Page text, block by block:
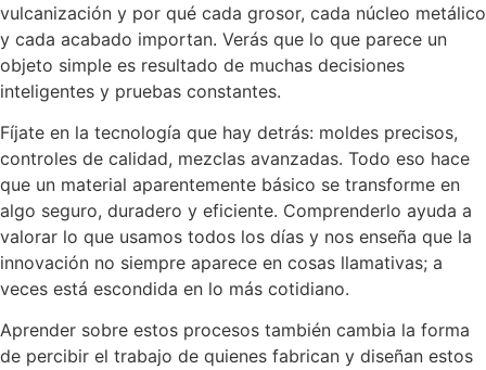
vulcanización y por qué cada grosor, cada núcleo metálico
y cada acabado importan. Verás que lo que parece un
objeto simple es resultado de muchas decisiones
inteligentes y pruebas constantes.
Fíjate en la tecnología que hay detrás: moldes precisos,
controles de calidad, mezclas avanzadas. Todo eso hace
que un material aparentemente básico se transforme en
algo seguro, duradero y eficiente. Comprenderlo ayuda a
valorar lo que usamos todos los días y nos enseña que la
innovación no siempre aparece en cosas llamativas; a
veces está escondida en lo más cotidiano.
Aprender sobre estos procesos también cambia la forma
de percibir el trabajo de quienes fabrican y diseñan estos